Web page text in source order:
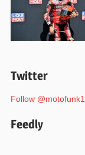
Twitter
Follow @motofunk1
Feedly